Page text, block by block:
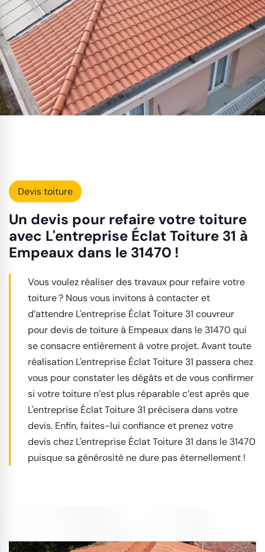
Devis toiture
Un devis pour refaire votre toiture
avec L'entreprise Éclat Toiture 31 à
Empeaux dans le 31470 !
Vous voulez réaliser des travaux pour refaire votre
toiture ? Nous vous invitons à contacter et
d’attendre L'entreprise Éclat Toiture 31 couvreur
pour devis de toiture à Empeaux dans le 31470 qui
se consacre entièrement à votre projet. Avant toute
réalisation L'entreprise Éclat Toiture 31 passera chez
vous pour constater les dégâts et de vous confirmer
si votre toiture n’est plus réparable c’est après que
L'entreprise Éclat Toiture 31 précisera dans votre
devis. Enfin, faites-lui confiance et prenez votre
devis chez L'entreprise Éclat Toiture 31 dans le 31470
puisque sa générosité ne dure pas éternellement !